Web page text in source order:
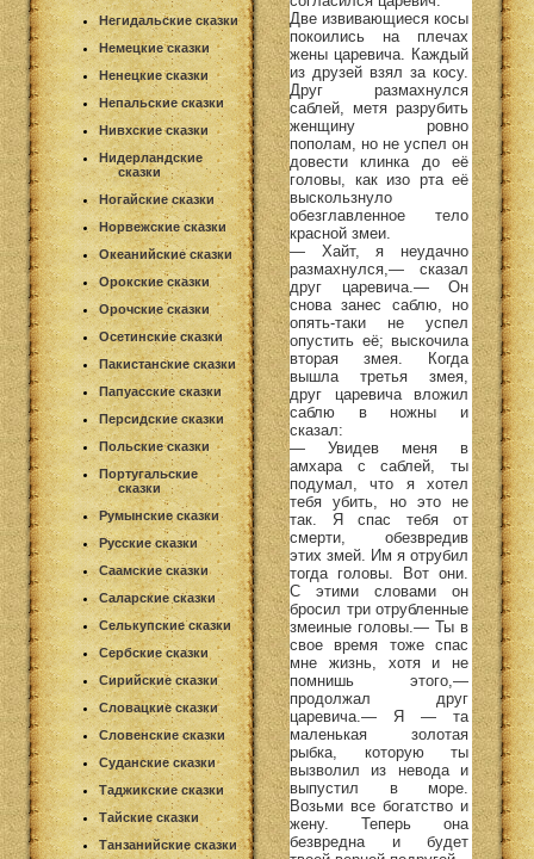
Негидальские сказки
Немецкие сказки
Ненецкие сказки
Непальские сказки
Нивхские сказки
Нидерландские
сказки
Ногайские сказки
Норвежские сказки
Океанийские сказки
Орокские сказки
Орочские сказки
Осетинские сказки
Пакистанские сказки
Папуасские сказки
Персидские сказки
Польские сказки
Португальские
сказки
Румынские сказки
Русские сказки
Саамские сказки
Саларские сказки
Селькупские сказки
Сербские сказки
Сирийские сказки
Словацкие сказки
Словенские сказки
Суданские сказки
Таджикские сказки
Тайские сказки
Танзанийские сказки
Две извивающиеся косы
покоились на плечах
жены царевича. Каждый
из друзей взял за косу.
Друг размахнулся
саблей, метя разрубить
женщину ровно
пополам, но не успел он
довести клинка до её
головы, как изо рта её
выскользнуло
обезглавленное тело
красной змеи.
— Хайт, я неудачно
размахнулся,— сказал
друг царевича.— Он
снова занес саблю, но
опять-таки не успел
опустить её; выскочила
вторая змея. Когда
вышла третья змея,
друг царевича вложил
саблю в ножны и
сказал:
— Увидев меня в
амхара с саблей, ты
подумал, что я хотел
тебя убить, но это не
так. Я спас тебя от
смерти, обезвредив
этих змей. Им я отрубил
тогда головы. Вот они.
С этими словами он
бросил три отрубленные
змеиные головы.— Ты в
свое время тоже спас
мне жизнь, хотя и не
помнишь этого,—
продолжал друг
царевича.— Я — та
маленькая золотая
рыбка, которую ты
вызволил из невода и
выпустил в море.
Возьми все богатство и
жену. Теперь она
безвредна и будет